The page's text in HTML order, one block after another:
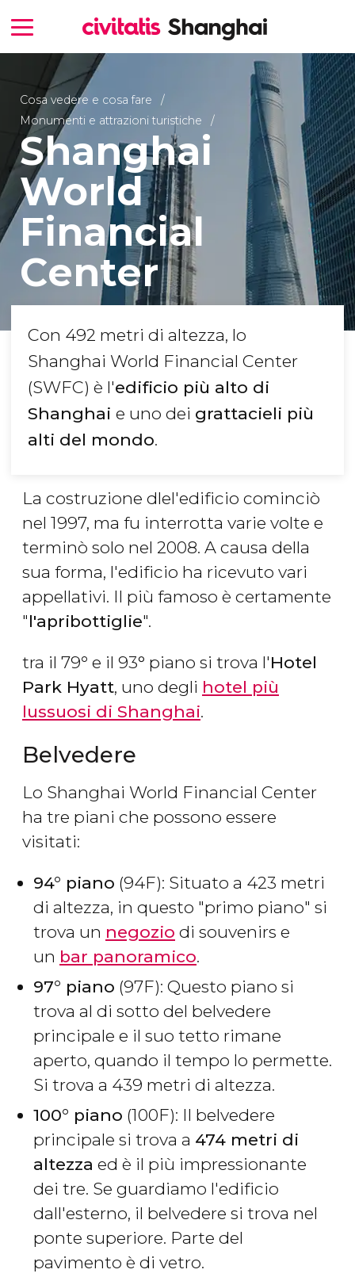
Cosa vedere e cosa fare
Monumenti e attrazioni turistiche
Shanghai
World
Financial
Center
Con 492 metri di altezza, lo
Shanghai World Financial Center
(SWFC) è l'edificio più alto di
Shanghai e uno dei grattacieli più
alti del mondo.
La costruzione dlel'edificio cominciò
nel 1997, ma fu interrotta varie volte e
terminò solo nel 2008. A causa della
sua forma, l'edificio ha ricevuto vari
appellativi. Il più famoso è certamente
"l'apribottiglie".
tra il 79° ​ e il 93°​ piano si trova l'Hotel
Park Hyatt, uno degli hotel più
lussuosi di Shanghai.
Belvedere
Lo Shanghai World Financial Center
ha tre piani che possono essere
visitati:
94°​ piano (94F): Situato a 423 metri
di altezza, in questo "primo piano" si
trova un negozio di souvenirs e
un bar panoramico.
97°​ piano (97F): Questo piano si
trova al di sotto del belvedere
principale e il suo tetto rimane
aperto, quando il tempo lo permette.
Si trova a 439 metri di altezza.
100°​ piano (100F): Il belvedere
principale si trova a 474 metri di
altezza ed è il più impressionante
dei tre. Se guardiamo l'edificio
dall'esterno, il belvedere si trova nel
ponte superiore. Parte del
pavimento è di vetro.